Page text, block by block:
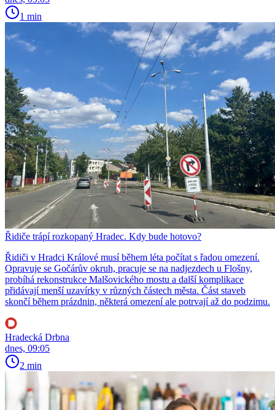
1 min
Řidiče trápí rozkopaný Hradec. Kdy bude hotovo?
Řidiči v Hradci Králové musí během léta počítat s řadou omezení.
Opravuje se Gočárův okruh, pracuje se na nadjezdech u Flošny,
probíhá rekonstrukce Malšovického mostu a další komplikace
přidávají menší uzavírky v různých částech města. Část staveb
skončí během prázdnin, některá omezení ale potrvají až do podzimu.
Hradecká Drbna
dnes, 09:05
2 min